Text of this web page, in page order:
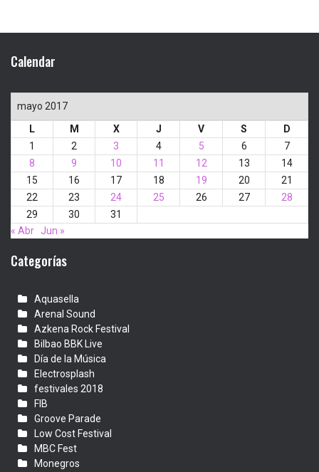
Calendar
mayo 2017
L
M X J V S
D
1
2 3 4 5 6
7
8
9 10 11 12 13
14
15
16 17 18 19 20
21
22
23 24 25 26 27
28
29
30
31
« Abr Jun »
Categorías
Aquasella
Arenal Sound
Azkena Rock Festival
Bilbao BBK Live
Día de la Música
Electrosplash
festivales 2018
FIB
Groove Parade
Low Cost Festival
MBC Fest
Monegros